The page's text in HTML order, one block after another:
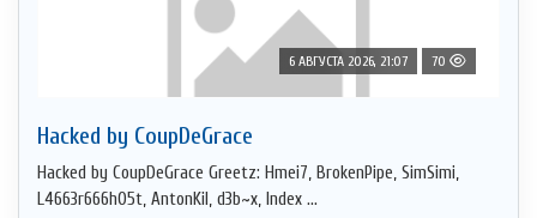
6 АВГУСТА 2026, 21:07 70
Hacked by CoupDeGrace
Hacked by CoupDeGrace Greetz: Hmei7, BrokenPipe, SimSimi,
L4663r666h05t, AntonKil, d3b~x, Index ...